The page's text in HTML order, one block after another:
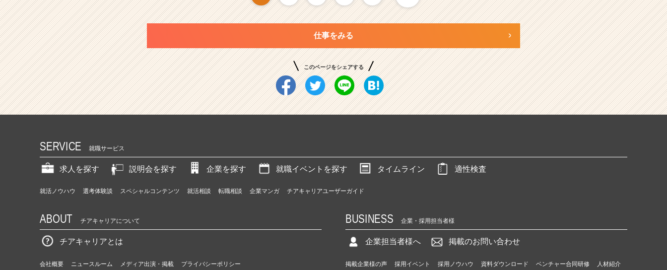
仕事をみる
このページをシェアする
SERVICE 就職サービス
求人を探す 説明会を探す 企業を探す 就職イベントを探す タイムライン 適性検査
就活ノウハウ 選考体験談 スペシャルコンテンツ 就活相談 転職相談 企業マンガ チアキャリアユーザーガイド
ABOUT チアキャリアについて
チアキャリアとは
会社概要 ニュースルーム メディア出演・掲載 プライバシーポリシー
BUSINESS 企業・採用担当者様
企業担当者様へ 掲載のお問い合わせ
掲載企業様の声 採用イベント 採用ノウハウ 資料ダウンロード ベンチャー合同研修 人材紹介